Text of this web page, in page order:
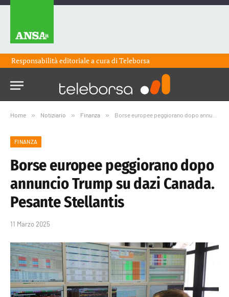
Responsabilità editoriale a cura diTeleborsa
Home » Notiziario » Finanza » Borse europee peggiorano dopo annuncio Trump su dazi Canada. Pesante Stellantis
FINANZA
Borse europee peggiorano dopo
annuncio Trump su dazi Canada.
Pesante Stellantis
11 Marzo 2025